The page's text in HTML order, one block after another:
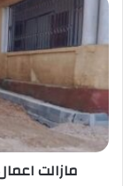
اعمال
التطوير
ورفع
كفاءة
الطرق
والشوارع
بالمدينة
مازالت